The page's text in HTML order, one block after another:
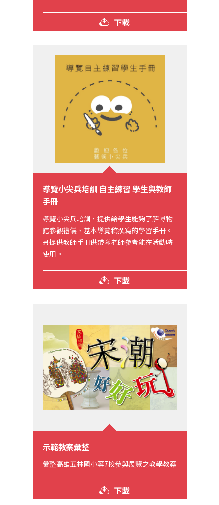
下載
導覽小尖兵培訓 自主練習 學生與教師
手冊
導覽小尖兵培訓，提供給學生能夠了解博物
館參觀禮儀、基本導覽稿撰寫的學習手冊。
另提供教師手冊供帶隊老師參考能在活動時
使用。
下載
示範教案彙整
彙整高雄五林國小等7校參與展覽之教學教案
下載